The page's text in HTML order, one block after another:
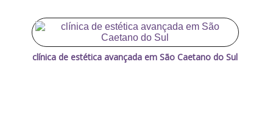
clínica de estética avançada em São Caetano do Sul